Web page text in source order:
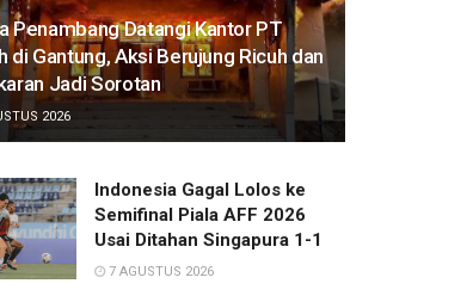
Penambang Datangi Kantor PT
di Gantung, Aksi Berujung Ricuh dan
Jadi Sorotan
2026
Indonesia Gagal Lolos ke
Semifinal Piala AFF 2026
Usai Ditahan Singapura 1-1
7 AGUSTUS 2026